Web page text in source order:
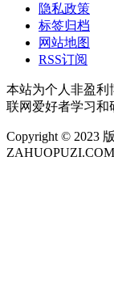
隐私政策
标签归档
网站地图
RSS订阅
本站为个人非盈利
联网爱好者学习和
Copyright © 2023
ZAHUOPUZI.COM